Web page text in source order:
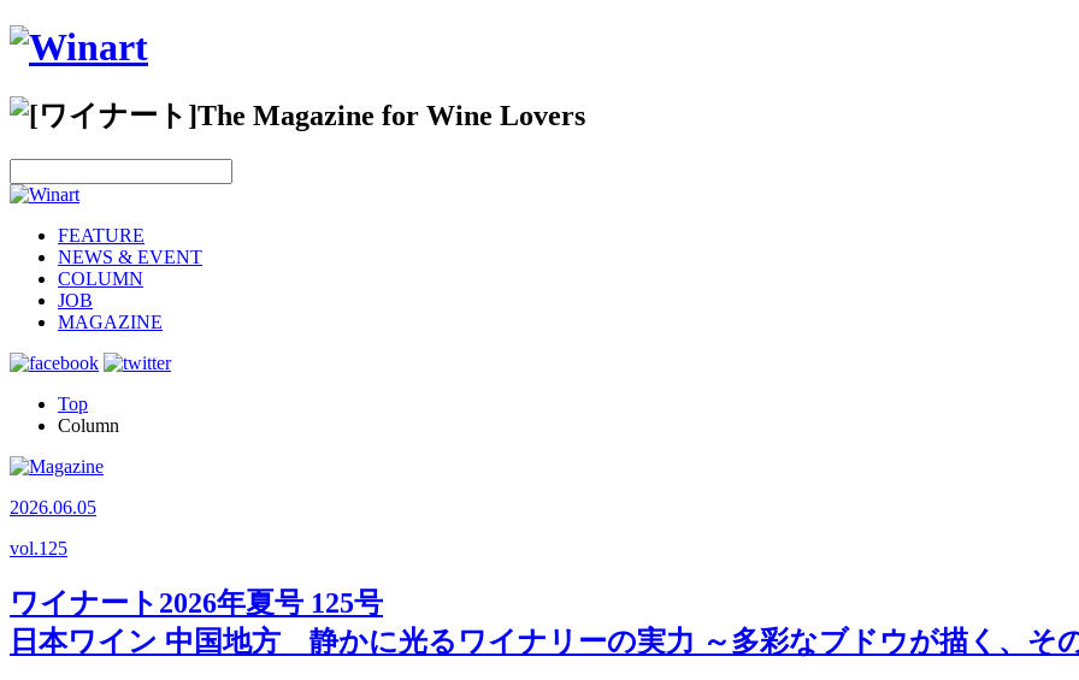
FEATURE
NEWS & EVENT
COLUMN
JOB
MAGAZINE
Top
Column
2026.06.05
vol.125
ワイナート2026年夏号 125号
日本ワイン 中国地方 静かに光るワイナリーの実力 ～多彩なブドウが描く、そ